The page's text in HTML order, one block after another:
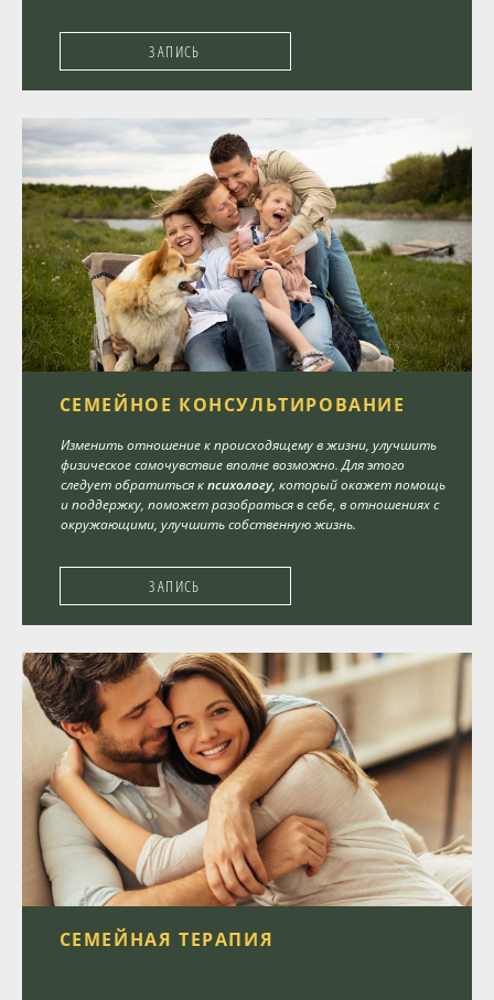
Статьи
Новости
Контакты
ЗАПИСЬ
СЕМЕЙНОЕ КОНСУЛЬТИРОВАНИЕ
Изменить отношение к происходящему в жизни, улучшить
физическое самочувствие вполне возможно. Для этого
следует обратиться кпсихологу, который окажет помощь
и поддержку, поможет разобраться в себе, в отношениях с
окружающими, улучшить собственную жизнь.
ЗАПИСЬ
СЕМЕЙНАЯ ТЕРАПИЯ